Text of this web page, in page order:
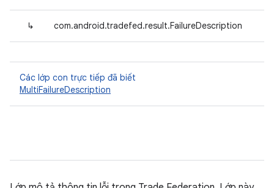
↳ com.android.tradefed.result.FailureDescription
Các lớp con trực tiếp đã biết
MultiFailureDescription